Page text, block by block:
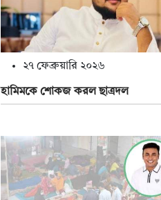
২৭ ফেব্রুয়ারি ২০২৬
হামিমকে শোকজ করল ছাত্রদল